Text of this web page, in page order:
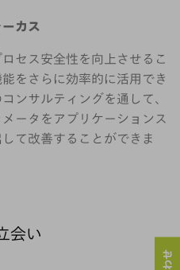
カス
セス安全性を向上させるこ
をさらに効率的に活用でき
ンサルティングを通して、
ータをアプリケーションス
て改善することができま
会い